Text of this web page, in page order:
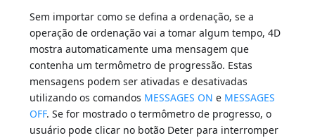
Sem importar como se defina a ordenação, se a
operação de ordenação vai a tomar algum tempo, 4D
mostra automaticamente uma mensagem que
contenha um termômetro de progressão. Estas
mensagens podem ser ativadas e desativadas
utilizando os comandos MESSAGES ON e MESSAGES
OFF. Se for mostrado o termômetro de progresso, o
usuário pode clicar no botão Deter para interromper